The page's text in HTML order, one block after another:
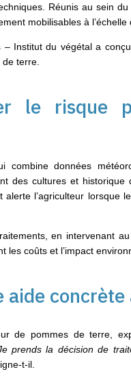
Réunis au sein
mobilisables à l’échelle
– Institut du végétal a
terre.
le risque
données
des cultures et
alerte l’agriculteur lorsque
en intervenant
les coûts et l’impact
concrète
de pommes de terre,
prends la décision de
t-il.